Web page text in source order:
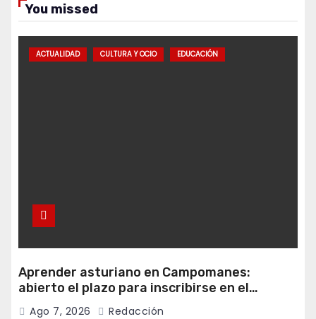
You missed
ACTUALIDAD CULTURA Y OCIO EDUCACIÓN
Aprender asturiano en Campomanes:
abierto el plazo para inscribirse en el
programa Falamos
Ago 7, 2026 Redacción